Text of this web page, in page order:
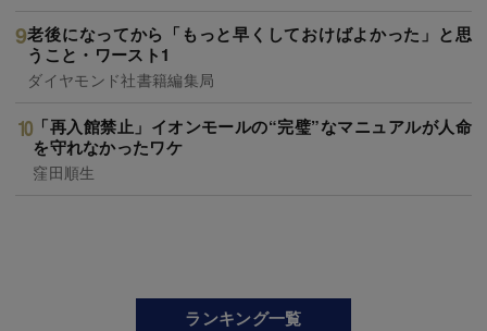
老後になってから「もっと早くしておけばよかった」と思
うこと・ワースト1
ダイヤモンド社書籍編集局
「再入館禁止」イオンモールの“完璧”なマニュアルが人命
を守れなかったワケ
窪田順生
ランキング一覧